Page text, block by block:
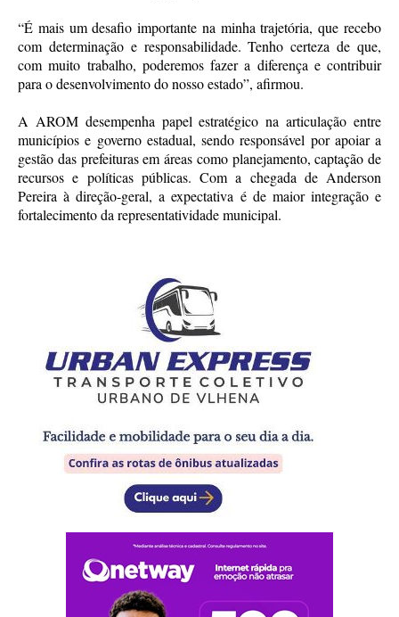
“É mais um desafio importante na minha trajetória, que recebo
com determinação e responsabilidade. Tenho certeza de que,
com muito trabalho, poderemos fazer a diferença e contribuir
para o desenvolvimento do nosso estado”, afirmou.
A AROM desempenha papel estratégico na articulação entre
municípios e governo estadual, sendo responsável por apoiar a
gestão das prefeituras em áreas como planejamento, captação de
recursos e políticas públicas. Com a chegada de Anderson
Pereira à direção-geral, a expectativa é de maior integração e
fortalecimento da representatividade municipal.